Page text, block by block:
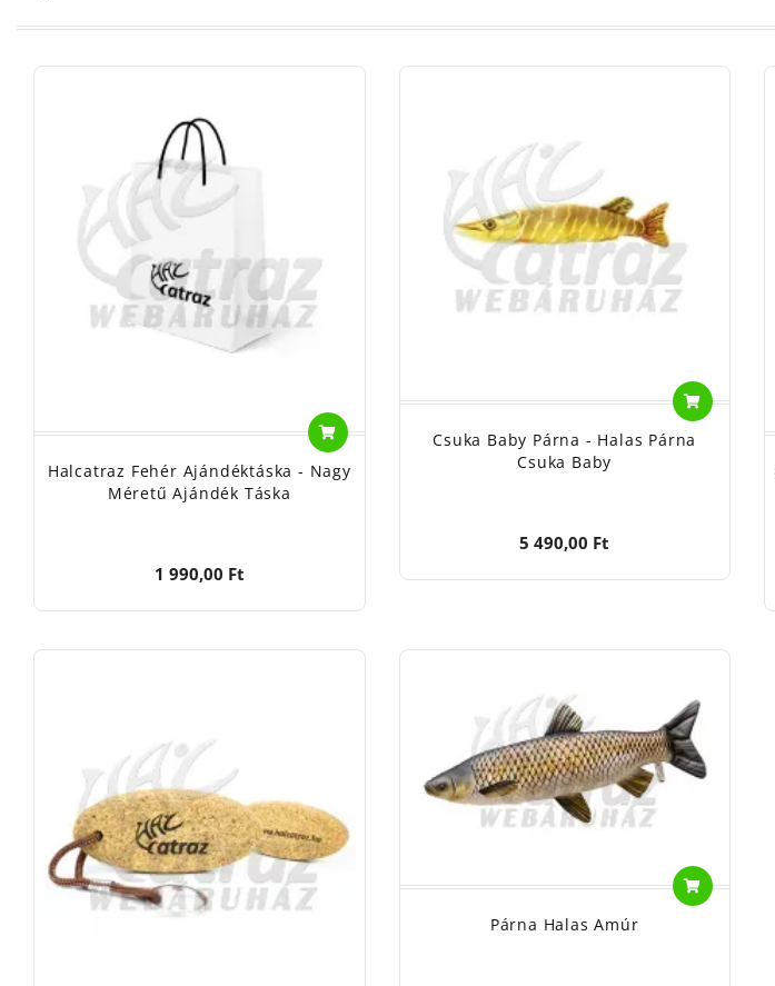
Halcatraz Fehér Ajándéktáska - Nagy
Méretű Ajándék Táska
1 990,00 Ft
Csuka Baby Párna - Halas Párna
Csuka Baby
5 490,00 Ft
Párna Halas Amúr